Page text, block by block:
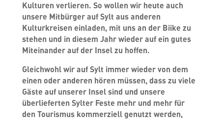
Kulturen verlieren. So wollen wir heute auch
unsere Mitbürger auf Sylt aus anderen
Kulturkreisen einladen, mit uns an der Biike zu
stehen und in diesem Jahr wieder auf ein gutes
Miteinander auf der Insel zu hoffen.
Gleichwohl wir auf Sylt immer wieder von dem
einen oder anderen hören müssen, dass zu viele
Gäste auf unserer Insel sind und unsere
überlieferten Sylter Feste mehr und mehr für
den Tourismus kommerziell genutzt werden,